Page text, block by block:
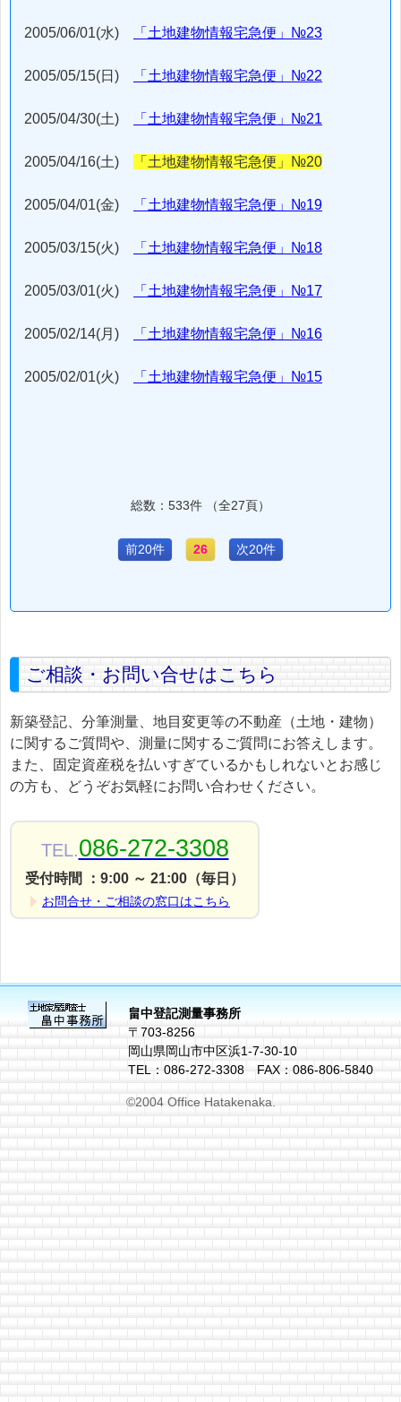
2005/06/01(水) 「土地建物情報宅急便」№23
2005/05/15(日) 「土地建物情報宅急便」№22
2005/04/30(土) 「土地建物情報宅急便」№21
2005/04/16(土) 「土地建物情報宅急便」№20
2005/04/01(金) 「土地建物情報宅急便」№19
2005/03/15(火) 「土地建物情報宅急便」№18
2005/03/01(火) 「土地建物情報宅急便」№17
2005/02/14(月) 「土地建物情報宅急便」№16
2005/02/01(火) 「土地建物情報宅急便」№15
総数：533件 （全27頁）
前20件 26 次20件
ご相談・お問い合せはこちら
新築登記、分筆測量、地目変更等の不動産（土地・建物）
に関するご質問や、測量に関するご質問にお答えします。
また、固定資産税を払いすぎているかもしれないとお感じ
の方も、どうぞお気軽にお問い合わせください。
TEL.086-272-3308
受付時間 ：9:00 ～ 21:00（毎日）
お問合せ・ご相談の窓口はこちら
畠中登記測量事務所
〒703-8256
岡山県岡山市中区浜1-7-30-10
TEL：086-272-3308 FAX：086-806-5840
©2004 Office Hatakenaka.